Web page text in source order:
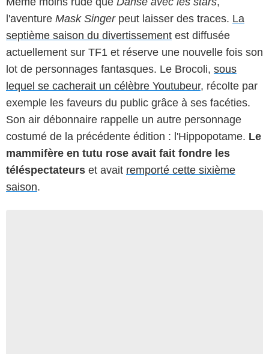
l'aventure Mask Singerpeut laisser des traces. La
septième saison du divertissement est diffusée
actuellement sur TF1 et réserve une nouvelle fois son
lot de personnages fantasques. Le Brocoli, sous
lequel se cacherait un célèbre Youtubeur, récolte par
exemple les faveurs du public grâce à ses facéties.
Son air débonnaire rappelle un autre personnage
costumé de la précédente édition : l'Hippopotame. Le
mammifère en tutu rose avait fait fondre les
téléspectateurs et avait remporté cette sixième
saison.